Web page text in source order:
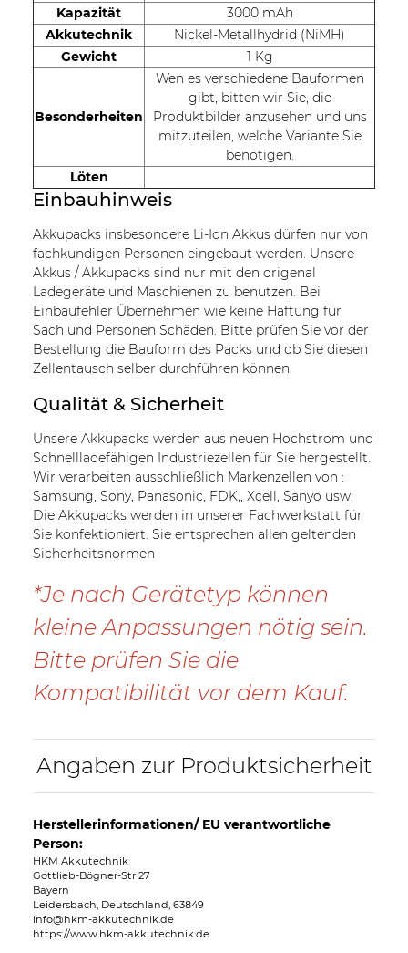
Kapazität
3000 mAh
Akkutechnik
Nickel-Metallhydrid (NiMH)
Gewicht
1 Kg
Besonderheiten
Wen es verschiedene Bauformen
gibt, bitten wir Sie, die
Produktbilder anzusehen und uns
mitzuteilen, welche Variante Sie
benötigen.
Löten
Einbauhinweis
Akkupacks insbesondere Li-Ion Akkus dürfen nur von
fachkundigen Personen eingebaut werden. Unsere
Akkus / Akkupacks sind nur mit den origenal
Ladegeräte und Maschienen zu benutzen. Bei
Einbaufehler Übernehmen wie keine Haftung für
Sach und Personen Schäden. Bitte prüfen Sie vor der
Bestellung die Bauform des Packs und ob Sie diesen
Zellentausch selber durchführen können.
Qualität & Sicherheit
Unsere Akkupacks werden aus neuen Hochstrom und
Schnellladefähigen Industriezellen für Sie hergestellt.
Wir verarbeiten ausschließlich Markenzellen von :
Samsung, Sony, Panasonic, FDK,, Xcell, Sanyo usw.
Die Akkupacks werden in unserer Fachwerkstatt für
Sie konfektioniert. Sie entsprechen allen geltenden
Sicherheitsnormen
*Je nach Gerätetyp können
kleine Anpassungen nötig sein.
Bitte prüfen Sie die
Kompatibilität vor dem Kauf.
Angaben zur Produktsicherheit
Herstellerinformationen/ EU verantwortliche
Person:
HKM Akkutechnik
Gottlieb-Bögner-Str 27
Bayern
Leidersbach, Deutschland, 63849
info@hkm-akkutechnik.de
https://www.hkm-akkutechnik.de